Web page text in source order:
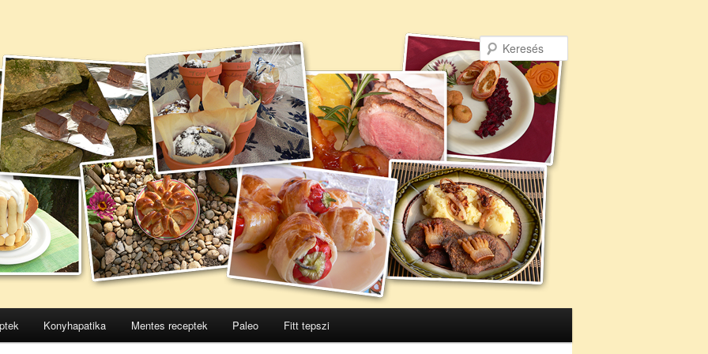
Konyhapatika Mentes receptek Paleo Fitt tepszi